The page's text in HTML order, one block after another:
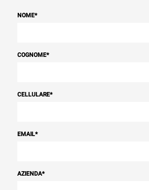
NOME*
COGNOME*
CELLULARE*
EMAIL*
AZIENDA*